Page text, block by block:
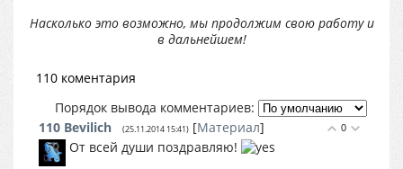
Насколько это возможно, мы продолжим свою работу и
в дальнейшем!
110 коментария
Порядок вывода комментариев:
0
110 Bevilich (25.11.2014 15:41) [Материал]
От всей души поздравляю!